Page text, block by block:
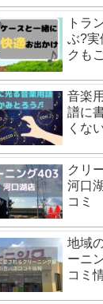
トラ
ぶ?実
クも
音楽
譜に
くな
クリ
河口
コミ
地域
ーニ
コミ